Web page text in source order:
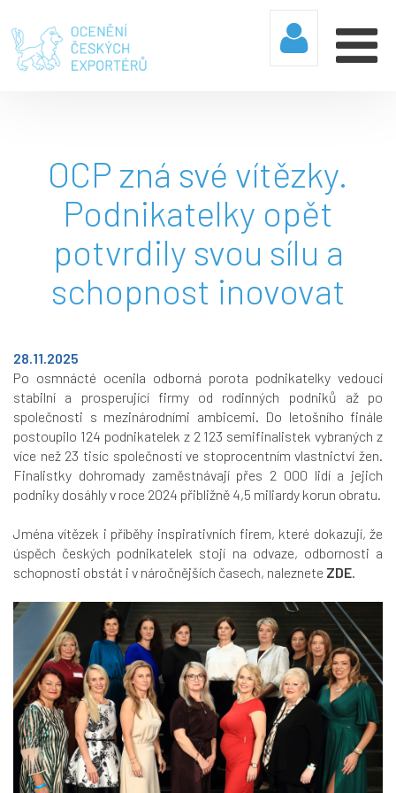
OCP zná své vítězky.
Podnikatelky opět
potvrdily svou sílu a
schopnost inovovat
28.11.2025
Po osmnácté ocenila odborná porota podnikatelky vedoucí
stabilní a prosperující firmy od rodinných podniků až po
společnosti s mezinárodními ambicemi. Do letošního finále
postoupilo 124 podnikatelek z 2 123 semifinalistek vybraných z
více než 23 tisíc společností ve stoprocentním vlastnictví žen.
Finalistky dohromady zaměstnávají přes 2 000 lidí a jejich
podniky dosáhly v roce 2024 přibližně 4,5 miliardy korun obratu.
Jména vítězek i příběhy inspirativních firem, které dokazují, že
úspěch českých podnikatelek stojí na odvaze, odbornosti a
schopnosti obstát i v náročnějších časech, naleznete ZDE.